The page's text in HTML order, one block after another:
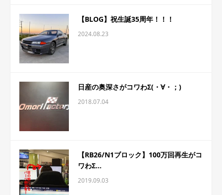
【BLOG】祝生誕35周年！！！
2024.08.23
日産の奥深さがコワわΣ(・∀・；)
2018.07.04
【RB26/N1ブロック】100万回再生がコ
ワわΣ...
2019.09.03